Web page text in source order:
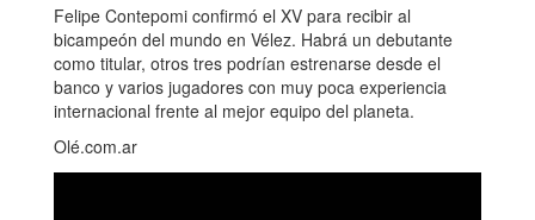
Felipe Contepomi confirmó el XV para recibir al
bicampeón del mundo en Vélez. Habrá un debutante
como titular, otros tres podrían estrenarse desde el
banco y varios jugadores con muy poca experiencia
internacional frente al mejor equipo del planeta.
Olé.com.ar